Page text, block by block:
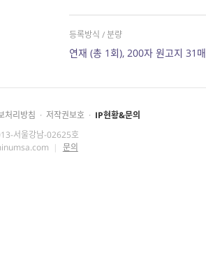
등록방식 / 분량
연재 (총 1회), 200자 원고지 31매
처리방침 · 저작권보호 · IP현황&문의
서울강남-02625호
| 문의